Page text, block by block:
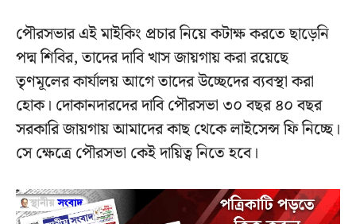
পৌরসভার এই মাইকিং প্রচার নিয়ে কটাক্ষ করতে ছাড়েনি
পদ্ম শিবির, তাদের দাবি খাস জায়গায় করা রয়েছে
তৃণমূলের কার্যালয় আগে তাদের উচ্ছেদের ব্যবস্থা করা
হোক। দোকানদারদের দাবি পৌরসভা ৩০ বছর ৪০ বছর
সরকারি জায়গায় আমাদের কাছ থেকে লাইসেন্স ফি নিচ্ছে।
সে ক্ষেত্রে পৌরসভা কেই দায়িত্ব নিতে হবে।